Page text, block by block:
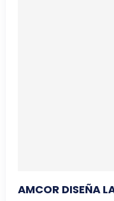
AMCOR DISEÑA